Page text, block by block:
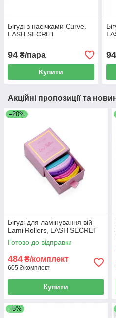
Бігуді з насічками Curve.
LASH SECRET
94 ₴/пара
Купити
94
Акційні пропозиції та
–20%
Бігуді для ламінування вій
Lami Rollers, LASH SECRET
Готово до відправки
484 ₴/комплект
605 ₴/комплект
Купити
–5%